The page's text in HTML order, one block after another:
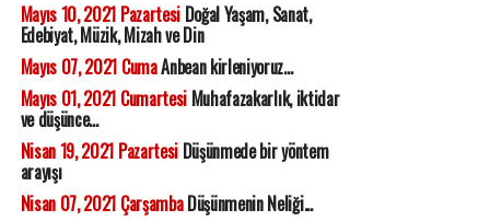
Mayıs 10, 2021 PazartesiDoğal Yaşam, Sanat,
Edebiyat, Müzik, Mizah ve Din
Mayıs 07, 2021 CumaAnbean kirleniyoruz...
Mayıs 01, 2021 CumartesiMuhafazakarlık, iktidar
ve düşünce...
Nisan 19, 2021 PazartesiDüşünmede bir yöntem
arayışı
Nisan 07, 2021 ÇarşambaDüşünmenin Neliği...